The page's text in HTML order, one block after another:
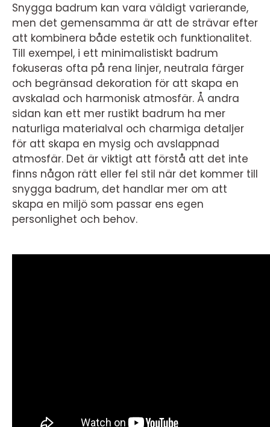
Snygga badrum kan vara väldigt varierande,
men det gemensamma är att de strävar efter
att kombinera både estetik och funktionalitet.
Till exempel, i ett minimalistiskt badrum
fokuseras ofta på rena linjer, neutrala färger
och begränsad dekoration för att skapa en
avskalad och harmonisk atmosfär. Å andra
sidan kan ett mer rustikt badrum ha mer
naturliga materialval och charmiga detaljer
för att skapa en mysig och avslappnad
atmosfär. Det är viktigt att förstå att det inte
finns någon rätt eller fel stil när det kommer till
snygga badrum, det handlar mer om att
skapa en miljö som passar ens egen
personlighet och behov.